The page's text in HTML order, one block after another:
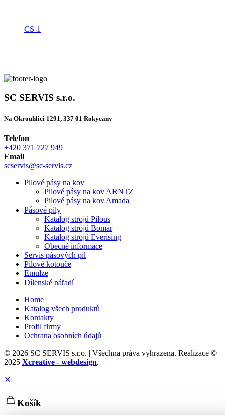
CS-1
SC SERVIS s.r.o.
Na Okrouhlici 1291, 337 01 Rokycany
Telefon
+420 371 727 949
Email
scservis@sc-servis.cz
Pilové pásy na kov
Pilové pásy na kov ARNTZ
Pilové pásy na kov Amada
Pásové pily
Katalog strojů Pilous
Katalog strojů Bomar
Katalog strojů Everising
Obecné informace
Servis pásových pil
Pilové kotouče
Emulze
Dílenské nářadí
Home
Katalog všech produktů
Kontakty
Profil firmy
Ochrana osobních údajů
© 2026 SC SERVIS s.r.o. | Všechna práva vyhrazena. Realizace ©
2025 Xcreative - webdesign.
✕
Košík